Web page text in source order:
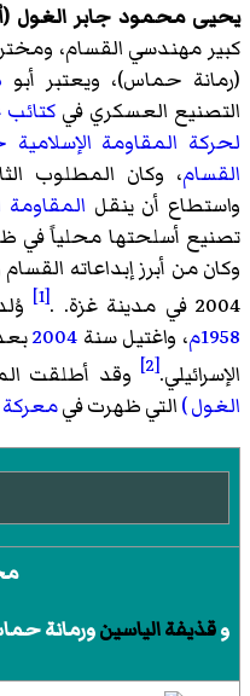
يحيى محمود جابر الغول
كبير مهندسي القسام،
(رمانة حماس)، ويعتبر أبو
التصنيع العسكري في كتائب
لحركة المقاومة
القسام، وكان المطلوب
واستطاع أن ينقل
تصنيع أسلحتها محلياً في
2004 في مدينة غزة. .
[1]
1958م ، واغتيل سنة 2004
الإسرائيلي.[2] وقد أطلقت
الغول )التي ظهرت في
وقذيفة الياسينورمانة